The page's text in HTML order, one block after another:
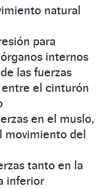
natural
para
internos
las fuerzas
el cinturón
en el muslo,
movimiento del
tanto en la
inferior